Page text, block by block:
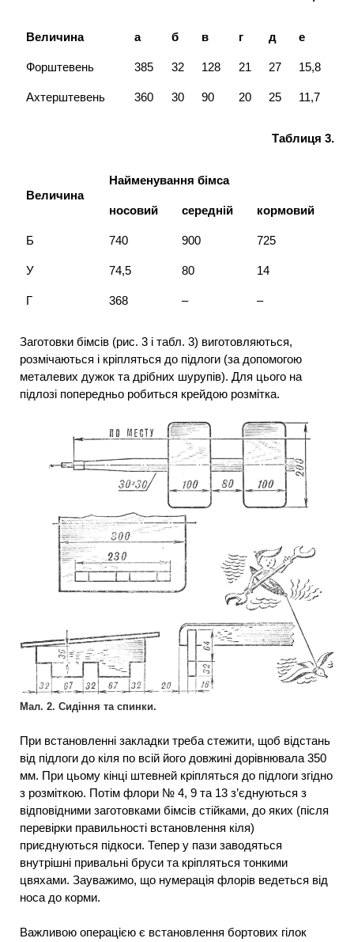
Величина а б в г д е
Форштевень 385 32 128 21 27 15,8
Ахтерштевень 360 30 90 20 25 11,7
Таблиця 3.
Величина
Найменування бімса
носовий середній кормовий
Б 740 900 725
У 74,5 80 14
Г 368 – –
Заготовки бімсів (рис. 3 і табл. 3) виготовляються,
розмічаються і кріпляться до підлоги (за допомогою
металевих дужок та дрібних шурупів). Для цього на
підлозі попередньо робиться крейдою розмітка.
Мал. 2. Сидіння та спинки.
При встановленні закладки треба стежити, щоб відстань
від підлоги до кіля по всій його довжині дорівнювала 350
мм. При цьому кінці штевней кріпляться до підлоги згідно
з розміткою. Потім флори № 4, 9 та 13 з’єднуються з
відповідними заготовками бімсів стійками, до яких (після
перевірки правильності встановлення кіля)
приєднуються підкоси. Тепер у пази заводяться
внутрішні привальні бруси та кріпляться тонкими
цвяхами. Зауважимо, що нумерація флорів ведеться від
носа до корми.
Важливою операцією є встановлення бортових гілок